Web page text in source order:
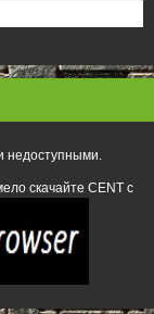
недоступными.
скачайте CENT с